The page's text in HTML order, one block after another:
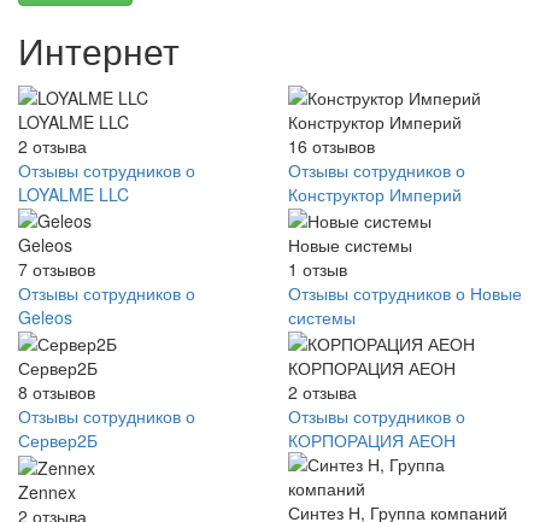
Интернет
LOYALME LLC
2 отзыва
Отзывы сотрудников о
LOYALME LLC
Конструктор Империй
16 отзывов
Отзывы сотрудников о
Конструктор Империй
Geleos
7 отзывов
Отзывы сотрудников о
Geleos
Новые системы
1 отзыв
Отзывы сотрудников о Новые
системы
Сервер2Б
8 отзывов
Отзывы сотрудников о
Сервер2Б
КОРПОРАЦИЯ АЕОН
2 отзыва
Отзывы сотрудников о
КОРПОРАЦИЯ АЕОН
Zennex
2 отзыва
Синтез Н, Группа компаний